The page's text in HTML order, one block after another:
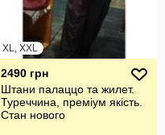
XL, XXL
2490 грн
Штани палаццо та жилет.
Туреччина, преміум якість.
Стан нового